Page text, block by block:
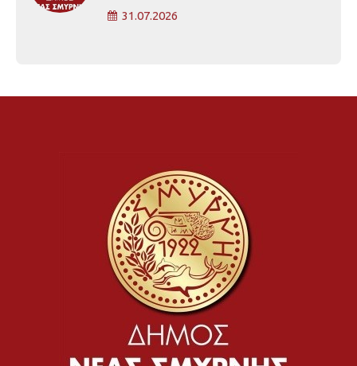
31.07.2026